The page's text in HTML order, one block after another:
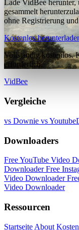
Lade VidBee
gesammelt
ohne Registrierung
Kostenlos
Vollständig kostenlos.
erforderlich.
VidBee
Vergleiche
vs Downie vs
Downloaders
Free YouTube Video
DownloaderFree
Video Downloader
Video Downloader
Ressourcen
Startseite About